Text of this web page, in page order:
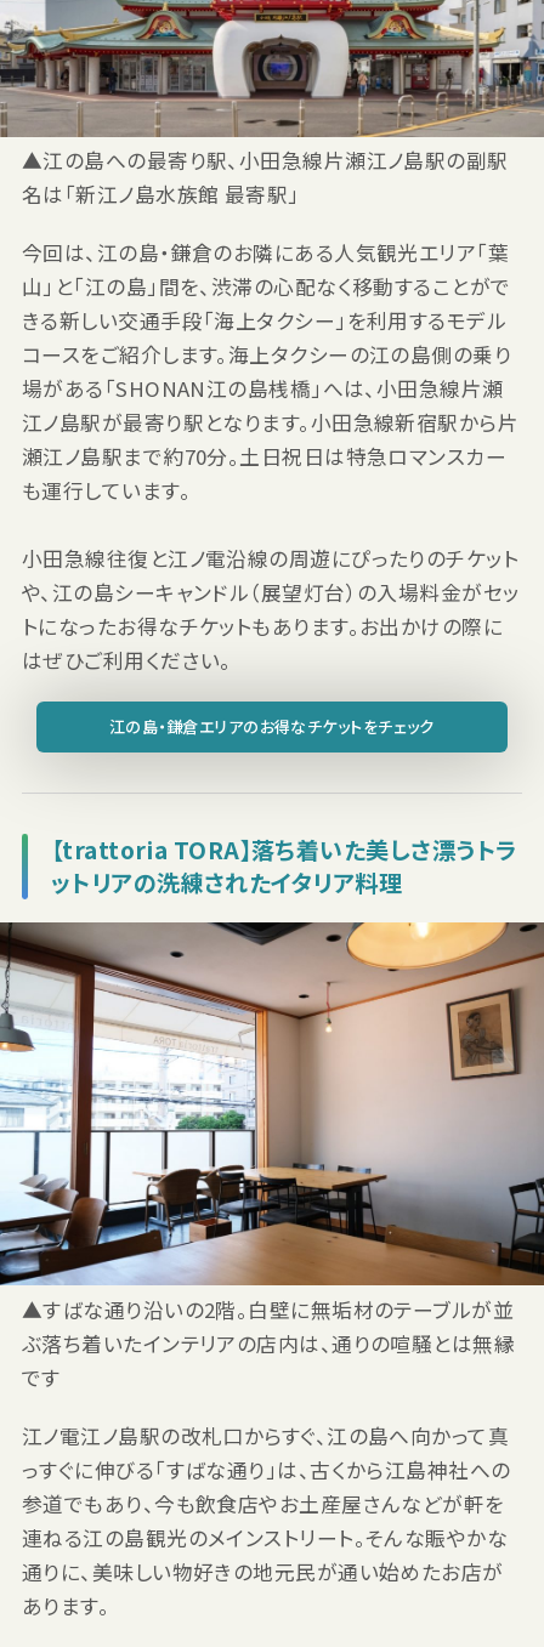
▲江の島への最寄り駅、小田急線片瀬江ノ島駅の副駅
名は「新江ノ島水族館 最寄駅」
今回は、江の島・鎌倉のお隣にある人気観光エリア「葉
山」と「江の島」間を、渋滞の心配なく移動することがで
きる新しい交通手段「海上タクシー」を利用するモデル
コースをご紹介します。海上タクシーの江の島側の乗り
場がある「SHONAN江の島桟橋」へは、小田急線片瀬
江ノ島駅が最寄り駅となります。小田急線新宿駅から片
瀬江ノ島駅まで約70分。土日祝日は特急ロマンスカー
も運行しています。
小田急線往復と江ノ電沿線の周遊にぴったりのチケット
や、江の島シーキャンドル（展望灯台）の入場料金がセッ
トになったお得なチケットもあります。お出かけの際に
はぜひご利用ください。
江の島・鎌倉エリアのお得なチケットをチェック
【trattoria TORA】落ち着いた美しさ漂うトラ
ットリアの洗練されたイタリア料理
▲すばな通り沿いの2階。白壁に無垢材のテーブルが並
ぶ落ち着いたインテリアの店内は、通りの喧騒とは無縁
です
江ノ電江ノ島駅の改札口からすぐ、江の島へ向かって真
っすぐに伸びる「すばな通り」は、古くから江島神社への
参道でもあり、今も飲食店やお土産屋さんなどが軒を
連ねる江の島観光のメインストリート。そんな賑やかな
通りに、美味しい物好きの地元民が通い始めたお店が
あります。